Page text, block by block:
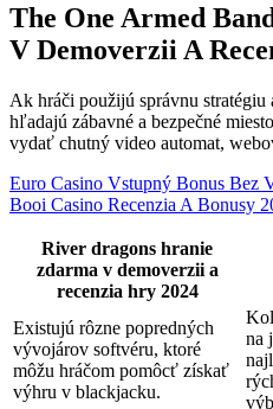
The One Armed
V Demoverzii A
Ak hráči použijú správnu
hľadajú zábavné a bezpečné
vydať chutný video automat,
Euro Casino Vstupný Bonus Bez
Booi Casino Recenzia A Bonusy
River dragons hranie
zdarma v demoverzii a
recenzia hry 2024
Existujú rôzne popredných
vývojárov softvéru, ktoré
môžu hráčom pomôcť získať
výhru v blackjacku.
na